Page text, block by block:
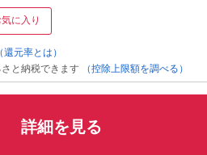
気に入り
（還元率とは）
と納税できます
（控除上限額を調べる）
詳細を見る